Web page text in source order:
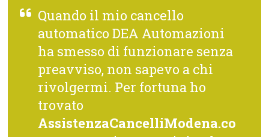
Quando il mio cancello
automatico DEA Automazioni
ha smesso di funzionare senza
preavviso, non sapevo a chi
rivolgermi. Per fortuna ho
trovato
AssistenzaCancelliModena.co